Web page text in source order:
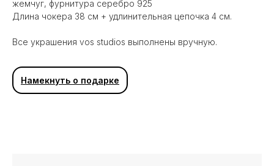
жемчуг, фурнитура серебро 925
Длина чокера 38 см + удлинительная цепочка 4 см.
Все украшения vos studios выполнены вручную.
Намекнуть о подарке
Вам может понравиться